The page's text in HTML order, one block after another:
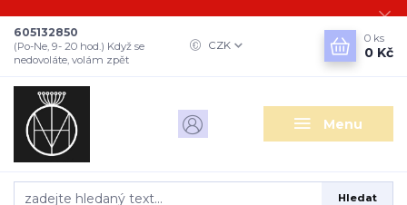
Menu
CZK
Hledat
605132850
(Po-Ne, 9- 20 hod.) Když se
nedovoláte, volám zpět
0 ks
0 Kč